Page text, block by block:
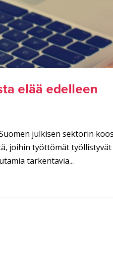
elää edelleen
julkisen sektorin
joihin työttömät
tarkentavia...